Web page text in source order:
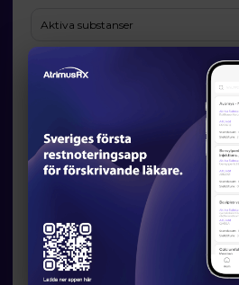
Aktiva substanser
Företag Orion Corporation
Prognos och förväntad tillgänglighet
Startdatum: 2026-07-13
Slutdatum:2026-08-03
Orsak till restsituation
Företaget har inte godkänt att
angivna orsaken.